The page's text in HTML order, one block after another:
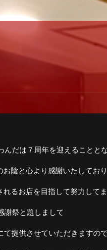
んだは７周年を迎えることと
陰と心より感謝いたしており
れるお店を目指して努力して
謝祭と題しまして
て提供させていただきますの